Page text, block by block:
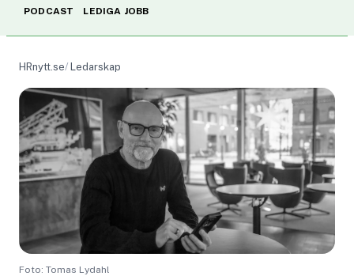
PODCAST
LEDIGA JOBB
HRnytt.se Ledarskap
Foto: Tomas Lydahl